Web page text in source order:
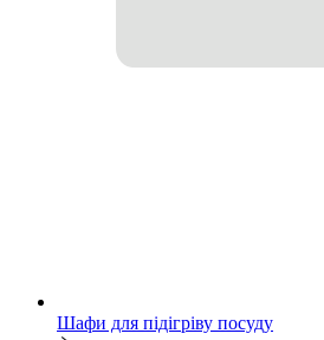
Шафи для підігріву посуду